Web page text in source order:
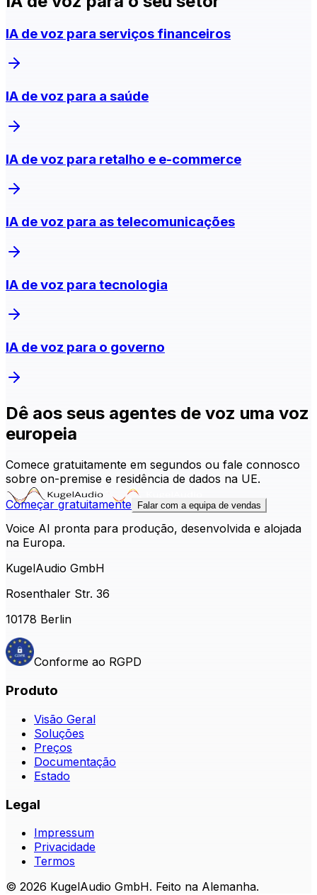
IA de voz para serviços financeiros
IA de voz para a saúde
IA de voz para retalho e e-commerce
IA de voz para as telecomunicações
IA de voz para tecnologia
IA de voz para o governo
Dê aos seus agentes de voz uma voz
europeia
Comece gratuitamente em segundos ou fale connosco
sobre on-premise e residência de dados na UE.
Começar gratuitamente
Falar com a equipa de vendas
Voice AI pronta para produção, desenvolvida e alojada
na Europa.
KugelAudio GmbH
Rosenthaler Str. 36
10178 Berlin
Conforme ao RGPD
Produto
Visão Geral
Soluções
Preços
Documentação
Estado
Legal
Impressum
Privacidade
Termos
© 2026 KugelAudio GmbH. Feito na Alemanha.